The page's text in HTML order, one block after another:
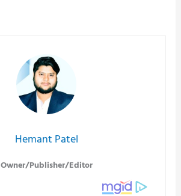
Hemant Patel
Owner/Publisher/Editor